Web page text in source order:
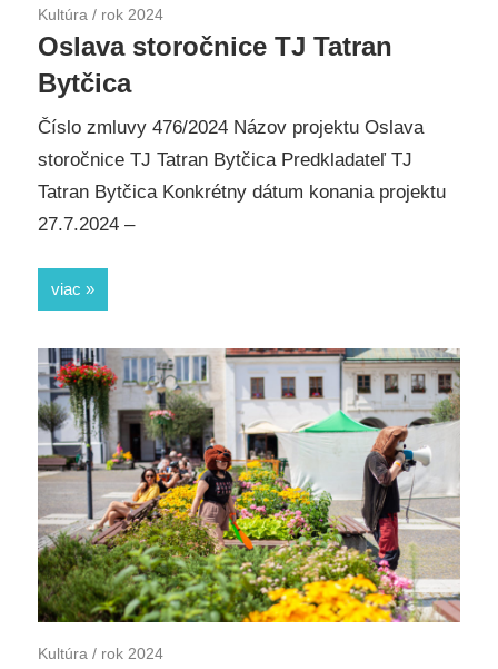
Kultúra / rok 2024
Oslava storočnice TJ Tatran
Bytčica
Číslo zmluvy 476/2024 Názov projektu Oslava
storočnice TJ Tatran Bytčica Predkladateľ TJ
Tatran Bytčica Konkrétny dátum konania projektu
27.7.2024 –
viac
Kultúra / rok 2024